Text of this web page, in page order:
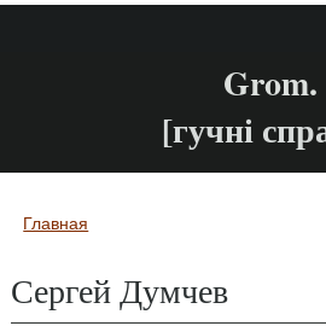
Grom.
[гучні
Вы здесь
Главная
Сергей Думчев